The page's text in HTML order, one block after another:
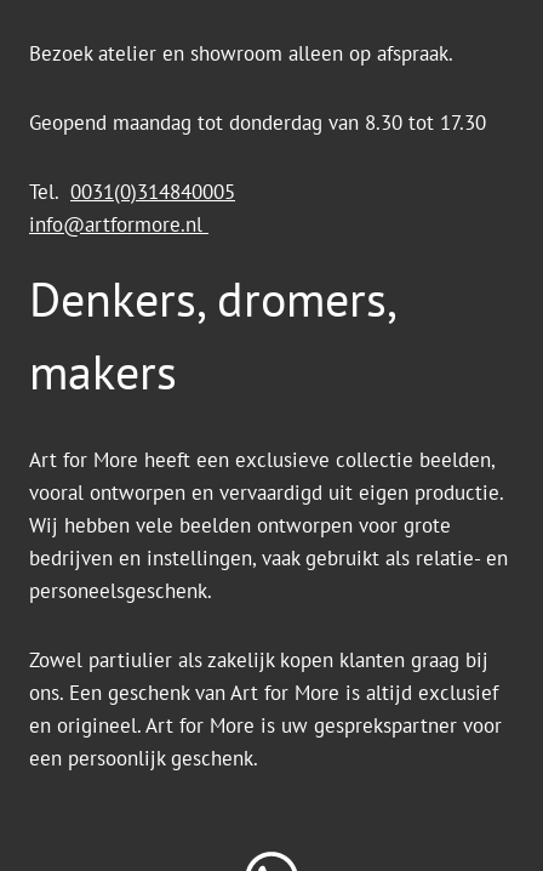
Bezoek atelier en showroom alleen op afspraak.
Geopend maandag tot donderdag van 8.30 tot 17.30
Tel. 0031(0)314840005
info@artformore.nl
Denkers, dromers,
makers
Art for More heeft een exclusieve collectie beelden,
vooral ontworpen en vervaardigd uit eigen productie.
Wij hebben vele beelden ontworpen voor grote
bedrijven en instellingen, vaak gebruikt als relatie- en
personeelsgeschenk.
Zowel partiulier als zakelijk kopen klanten graag bij
ons. Een geschenk van Art for More is altijd exclusief
en origineel. Art for More is uw gesprekspartner voor
een persoonlijk geschenk.